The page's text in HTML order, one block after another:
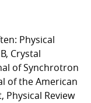
Physical
Crystal
of Synchrotron
of the American
Physical Review